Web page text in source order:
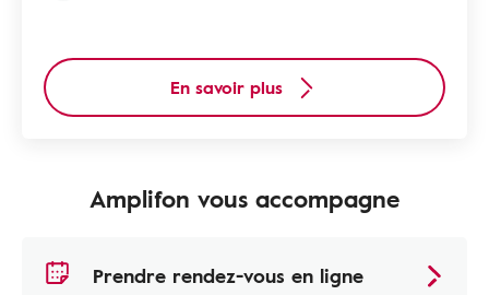
En savoir plus
Amplifon vous accompagne
Prendre rendez-vous en ligne